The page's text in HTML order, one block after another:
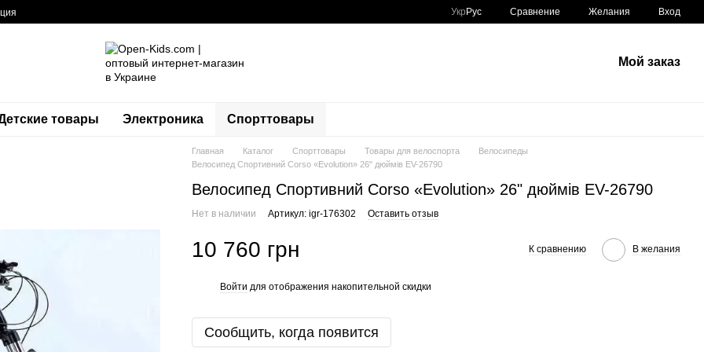
Укр Рус Сравнение Желания Вход
Мой заказ
товары Электроника Спорттовары
Главная Каталог Спорттовары Товары для велоспорта
Велосипеды
Велоcипед Спортивний Corso «Evolution» 26" дюймів EV-26790
Велоcипед Спортивний Corso «Evolution» 26" дюймів EV-26790
Нет в наличии Артикул: igr-176302 Оставить отзыв
10 760 грн К сравнению В желания
Войти для отображения накопительной скидки
Сообщить, когда появится